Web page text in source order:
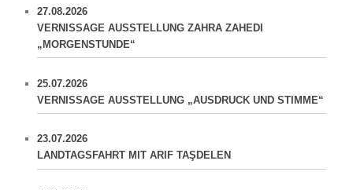
n
27.08.2026
VERNISSAGE AUSSTELLUNG ZAHRA ZAHEDI
„MORGENSTUNDE“
25.07.2026
VERNISSAGE AUSSTELLUNG „AUSDRUCK UND STIMME“
23.07.2026
LANDTAGSFAHRT MIT ARIF TAŞDELEN